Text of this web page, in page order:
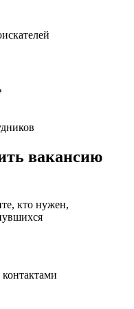
вакансию
кто нужен,